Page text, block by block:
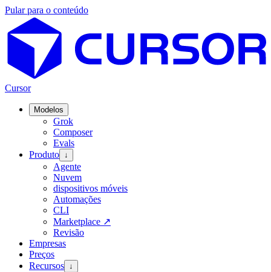
Pular para o conteúdo
Cursor
Modelos
Grok
Composer
Evals
Produto ↓
Agente
Nuvem
dispositivos móveis
Automações
CLI
Marketplace ↗
Revisão
Empresas
Preços
Recursos ↓